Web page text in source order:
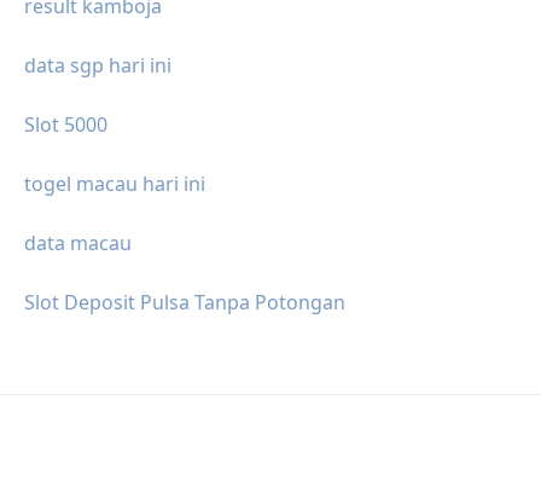
result kamboja
data sgp hari ini
Slot 5000
togel macau hari ini
data macau
Slot Deposit Pulsa Tanpa Potongan